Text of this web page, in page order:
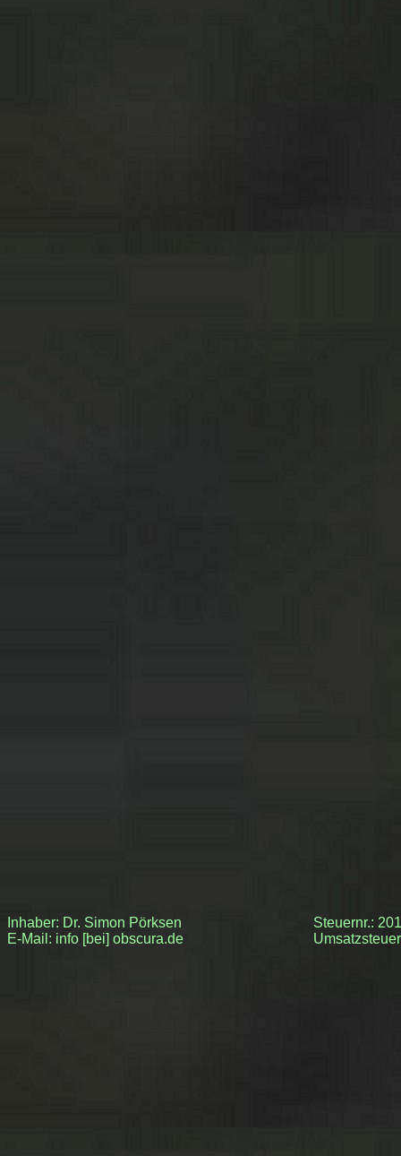
Inhaber: Dr. Simon Pörksen
E-Mail: info [bei] obscura.de
Steuernr.: